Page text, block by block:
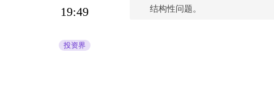
19:49
投资界
结构性问题。